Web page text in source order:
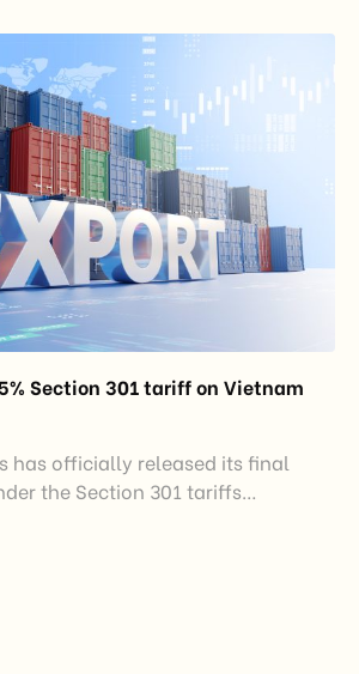
The policy marks an important
Section 301 tariff on Vietnam
has officially released its final
the Section 301 tariffs
addresses countries that have
effectively enforced regulations